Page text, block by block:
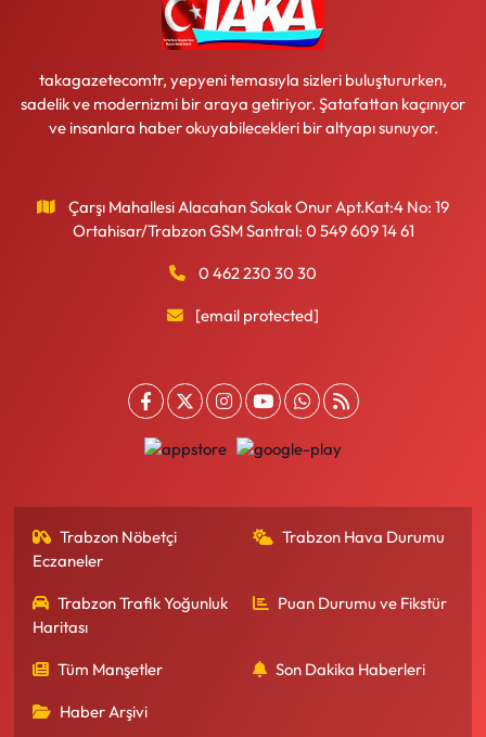
takagazetecomtr, yepyeni temasıyla sizleri buluştururken,
sadelik ve modernizmi bir araya getiriyor. Şatafattan kaçınıyor
ve insanlara haber okuyabilecekleri bir altyapı sunuyor.
Çarşı Mahallesi Alacahan Sokak Onur Apt.Kat:4 No: 19
Ortahisar/Trabzon GSM Santral: 0 549 609 14 61
0 462 230 30 30
[email protected]
Trabzon Nöbetçi
Eczaneler
Trabzon Hava Durumu
Trabzon Trafik Yoğunluk
Haritası
Puan Durumu ve Fikstür
Tüm Manşetler Son Dakika Haberleri
Haber Arşivi